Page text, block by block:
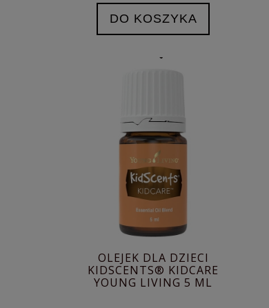
DO KOSZYKA
OLEJEK DLA DZIECI
KIDSCENTS® KIDCARE
YOUNG LIVING 5 ML